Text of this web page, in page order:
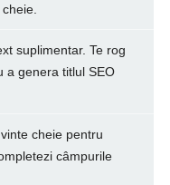
suplimentar. Te rog
a genera titlul SEO
cheie pentru
câmpurile